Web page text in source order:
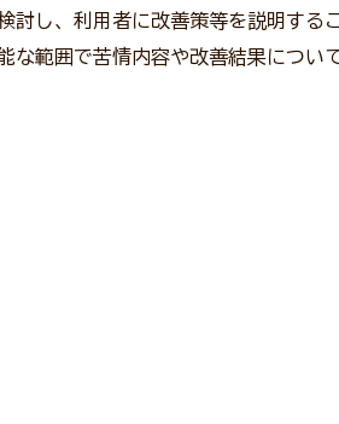
討し、利用者に改善策等を説明する
範囲で苦情内容や改善結果につい